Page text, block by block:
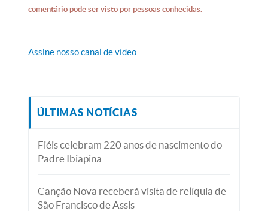
comentário pode ser visto por pessoas conhecidas.
Assine nosso canal de vídeo
ÚLTIMAS NOTÍCIAS
Fiéis celebram 220 anos de nascimento do
Padre Ibiapina
Canção Nova receberá visita de relíquia de
São Francisco de Assis